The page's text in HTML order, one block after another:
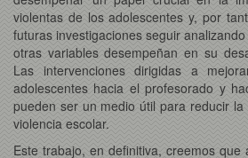
violentas de los adolescentes y, por
futuras investigaciones seguir
otras variables desempeñan en su
Las intervenciones dirigidas a
adolescentes hacia el profesorado y
pueden ser un medio útil para reducir
violencia escolar.
Este trabajo, en definitiva, creemos que